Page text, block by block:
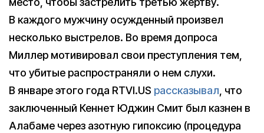
В каждого мужчину осужденный произвел
несколько выстрелов. Во время допроса
Миллер мотивировал свои преступления тем,
что убитые распространяли о нем слухи.
В январе этого года RTVI.US рассказывал, что
заключенный Кеннет Юджин Смит был казнен в
Алабаме через азотную гипоксию (процедура